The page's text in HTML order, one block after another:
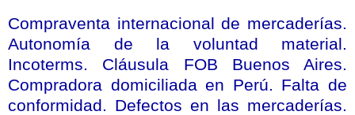
Compraventa internacional de mercaderías.
Autonomía de la voluntad material.
Incoterms. Cláusula FOB Buenos Aires.
Compradora domiciliada en Perú. Falta de
conformidad. Defectos en las mercaderías.